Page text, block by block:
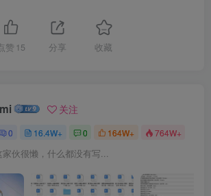
赞 15 分享 收藏
关注
0 16.4W+ 0 164W+ 764W+
家伙很懒，什么都没有写...